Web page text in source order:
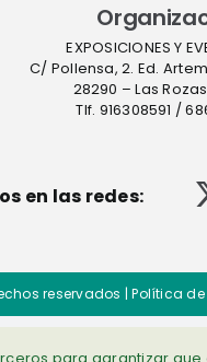
EXPOSICIONES Y
C/ Pollensa, 2. Ed.
28290 – Las
Tlf. 916308591 /
en las redes:
reservados |Política